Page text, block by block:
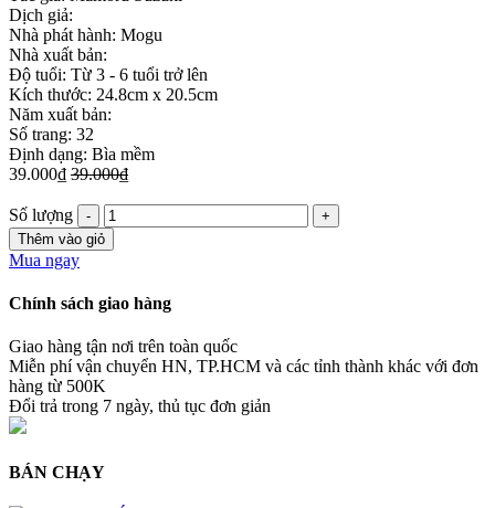
Dịch giả:
Nhà phát hành: Mogu
Nhà xuất bản:
Độ tuổi: Từ 3 - 6 tuổi trở lên
Kích thước: 24.8cm x 20.5cm
Năm xuất bản:
Số trang: 32
Định dạng: Bìa mềm
39.000₫ 39.000₫
Số lượng
Thêm vào giỏ
Mua ngay
Chính sách giao hàng
Giao hàng tận nơi trên toàn quốc
Miễn phí vận chuyển HN, TP.HCM và các tỉnh thành khác với đơn
hàng từ 500K
Đổi trả trong 7 ngày, thủ tục đơn giản
BÁN CHẠY